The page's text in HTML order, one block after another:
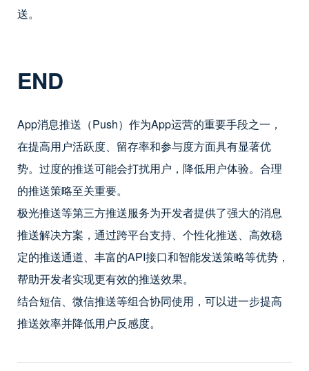
送。
END
App消息推送（Push）作为App运营的重要手段之一，
在提高用户活跃度、留存率和参与度方面具有显著优
势。过度的推送可能会打扰用户，降低用户体验。合理
的推送策略至关重要。
极光推送等第三方推送服务为开发者提供了强大的消息
推送解决方案，通过跨平台支持、个性化推送、高效稳
定的推送通道、丰富的API接口和智能发送策略等优势，
帮助开发者实现更有效的推送效果。
结合短信、微信推送等组合协同使用，可以进一步提高
推送效率并降低用户反感度。